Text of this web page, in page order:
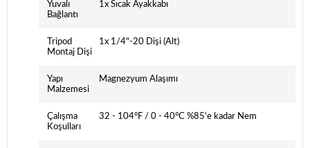
Yuvalı
Bağlantı
1x Sıcak Ayakkabı
Tripod
Montaj Dişi
1x 1/4"-20 Dişi (Alt)
Yapı
Malzemesi
Magnezyum Alaşımı
Çalışma
Koşulları
32 - 104°F / 0 - 40°C %85'e kadar Nem